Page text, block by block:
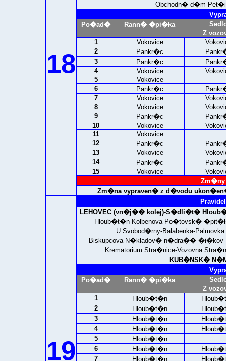
18
Obchodn� d�m
Po�ad�
Rann� �pi�ka
Z
1
Vokovice
2
Pankr�c
3
Pankr�c
4
Vokovice
5
Vokovice
6
Pankr�c
7
Vokovice
8
Vokovice
9
Pankr�c
10
Vokovice
11
Vokovice
12
Pankr�c
13
Vokovice
14
Pankr�c
15
Vokovice
Zm�ny
Zm�na vypraven� z d�vodu
19
LEHOVEC (vn�j�� kolej)-S�dli�t�
Hloub�t�n-Kolbenova-Po�tovsk�-
U Svobod�rny-Balabenka-
Biskupcova-N�kladov� n�dra�� �i�kov-
Krematorium Stra�nice-Vozovna
KUB�NSK�
Po�ad�
Rann� �pi�ka
Z
1
Hloub�t�n
2
Hloub�t�n
3
Hloub�t�n
4
Hloub�t�n
5
Hloub�t�n
6
Hloub�t�n
7
Hloub�t�n